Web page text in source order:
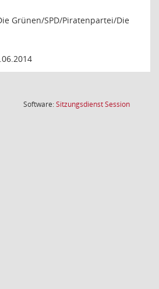
Grünen/SPD/Piratenpartei/Die
Software:SitzungsdienstSession(Wird in